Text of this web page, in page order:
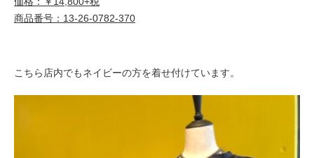
商品番号：13-26-0782-370
こちら店内でもネイビーの方を着せ付けています。